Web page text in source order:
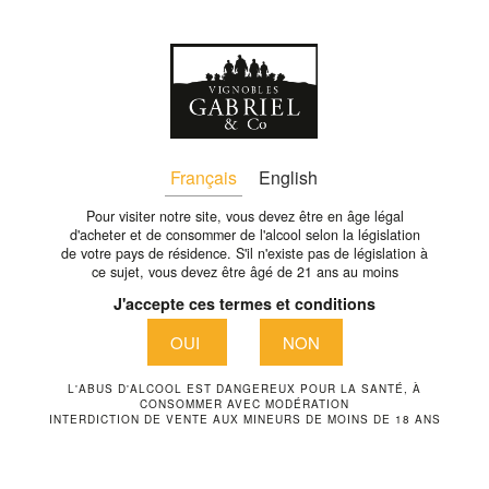
FINALE_ZAM6563 – COPIE
Français English
Pour visiter notre site, vous devez être en âge légal
d'acheter et de consommer de l'alcool selon la législation
de votre pays de résidence. S'il n'existe pas de législation à
ce sujet, vous devez être âgé de 21 ans au moins
J'accepte ces termes et conditions
OUI NON
L'ABUS D'ALCOOL EST DANGEREUX POUR LA SANTÉ, À
CONSOMMER AVEC MODÉRATION
INTERDICTION DE VENTE AUX MINEURS DE MOINS DE 18 ANS